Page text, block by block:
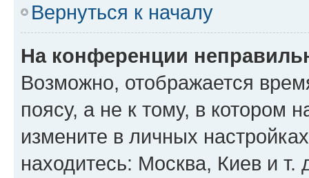
Вернуться к началу
На конференции
Возможно, отображается
поясу, а не к тому, в котором
измените в личных
находитесь: Москва, Киев и т.